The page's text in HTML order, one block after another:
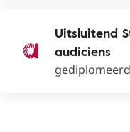
Uitsluitend
audiciens